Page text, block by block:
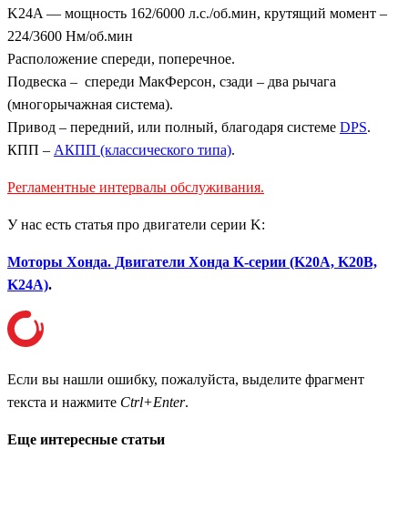
K24A — мощность 162/6000 л.с./об.мин, крутящий момент –
224/3600 Нм/об.мин
Расположение спереди, поперечное.
Подвеска – спереди МакФерсон, сзади – два рычага
(многорычажная система).
Привод – передний, или полный, благодаря системе DPS.
КПП – АКПП (классического типа).
Регламентные интервалы обслуживания.
У нас есть статья про двигатели серии K:
Моторы Хонда. Двигатели Хонда K-серии (K20A, K20B,
K24A).
Если вы нашли ошибку, пожалуйста, выделите фрагмент
текста и нажмите Ctrl+Enter.
Еще интересные статьи